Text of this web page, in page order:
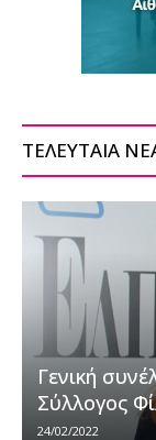
ΤΕΛΕΥΤΑΙΑ
Γενική
Σύλλογος
24/02/2022